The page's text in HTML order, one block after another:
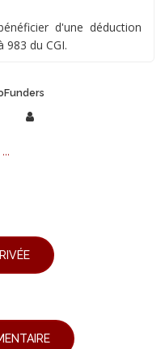
d'une déduction
983 du CGI.